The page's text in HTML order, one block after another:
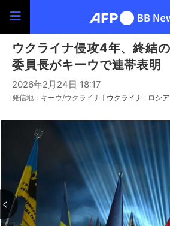
ウクライナ侵攻4年、終結
委員長がキーウで連帯表明
2026年2月24日 18:17
発信地：キーウ/ウクライナ [ ウクライナ ロシ